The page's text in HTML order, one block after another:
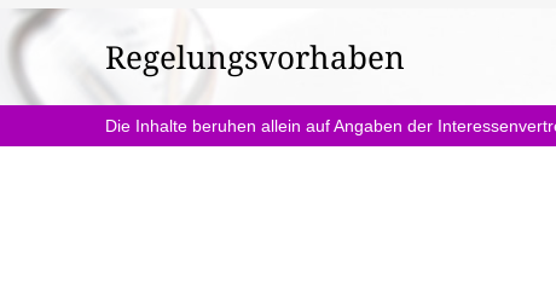
befinden
sich
hier:
Regelungsvorhaben
Die Inhalte beruhen allein auf Angaben der